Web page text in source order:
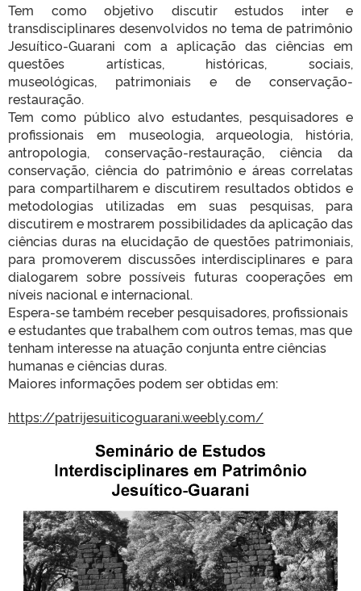
Tem como objetivo discutir estudos inter e
transdisciplinares desenvolvidos no tema de patrimônio
Jesuítico-Guarani com a aplicação das ciências em
questões artísticas, históricas, sociais,
museológicas, patrimoniais e de conservação-
restauração.
Tem como público alvo estudantes, pesquisadores e
profissionais em museologia, arqueologia, história,
antropologia, conservação-restauração, ciência da
conservação, ciência do patrimônio e áreas correlatas
para compartilharem e discutirem resultados obtidos e
metodologias utilizadas em suas pesquisas, para
discutirem e mostrarem possibilidades da aplicação das
ciências duras na elucidação de questões patrimoniais,
para promoverem discussões interdisciplinares e para
dialogarem sobre possíveis futuras cooperações em
níveis nacional e internacional.
Espera-se também receber pesquisadores, profissionais
e estudantes que trabalhem com outros temas, mas que
tenham interesse na atuação conjunta entre ciências
humanas e ciências duras.
Maiores informações podem ser obtidas em:
https://patrijesuiticoguarani.weebly.com/